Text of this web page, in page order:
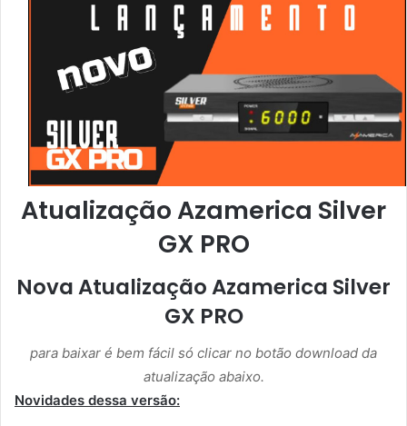
-
m
i
Atualização Azamerica Silver
GX PRO
Nova Atualização Azamerica Silver
GX PRO
para baixar é bem fácil só clicar no botão download da
atualização abaixo.
Novidades dessa versão: